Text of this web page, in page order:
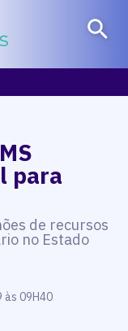
para
de recursos
no Estado
às 09H40